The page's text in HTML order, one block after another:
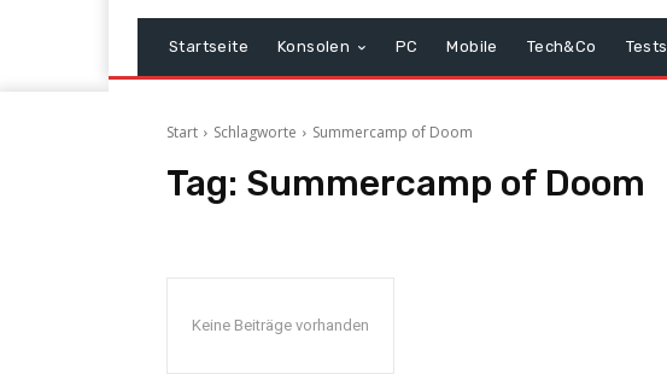
Startseite Konsolen PC Mobile Tech&Co Tests
Start Schlagworte Summercamp of Doom
Tag: Summercamp of Doom
Keine Beiträge vorhanden